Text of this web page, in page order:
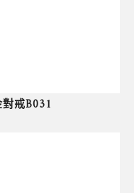
戒B031